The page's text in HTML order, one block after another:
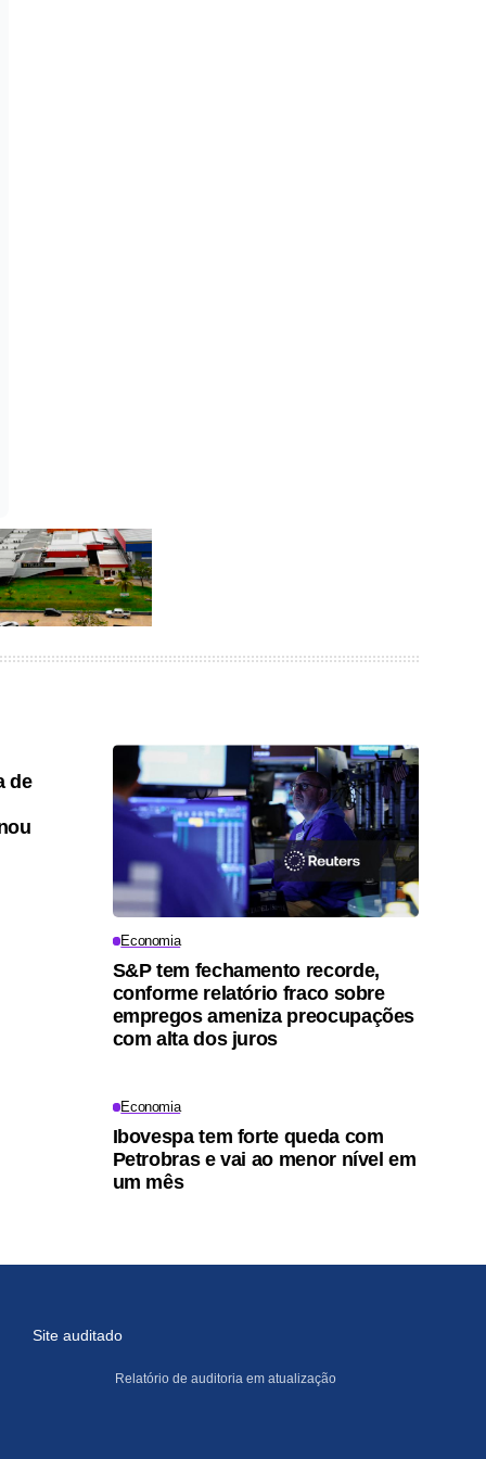
de
Economia
S&P tem fechamento recorde,
conforme relatório fraco sobre
empregos ameniza preocupações
com alta dos juros
Economia
Ibovespa tem forte queda com
Petrobras e vai ao menor nível em
um mês
Site auditado
Relatório de auditoria em atualização